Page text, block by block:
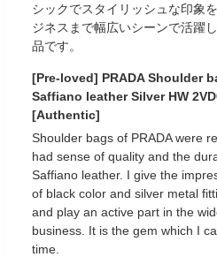
シックでスタイリッシュな印象
ジネスまで幅広いシーンで活躍
品です。
[Pre-loved] PRADA Shoulder
Saffiano leather Silver HW
[Authentic]
Shoulder bags of PRADA were
had sense of quality and the
Saffiano leather. I give the
of black color and silver metal
and play an active part in the
business. It is the gem which I
time.